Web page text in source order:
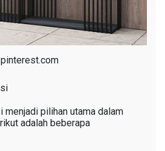
pinterest.com
pilihan utama dalam
adalah beberapa